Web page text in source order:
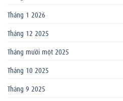
Tháng 1 2026
Tháng 12 2025
Tháng mười một 2025
Tháng 10 2025
Tháng 9 2025